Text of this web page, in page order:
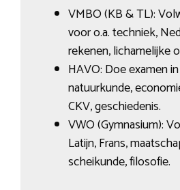
VMBO (KB & TL):
voor o.a. techniek,
rekenen, lichamelijke
HAVO: Doe examen
natuurkunde,
CKV, geschiedenis.
VWO (Gymnasium):
Latijn, Frans,
scheikunde, filosofie.